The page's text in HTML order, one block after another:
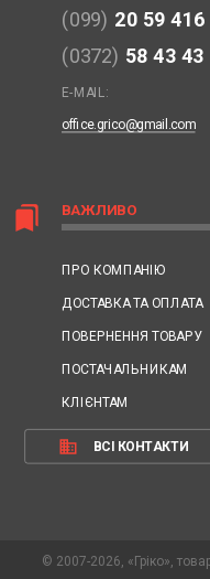
bookmarks ВАЖЛИВО
ПРО КОМПАНІЮ
ДОСТАВКА ТА ОПЛАТА
ПОВЕРНЕННЯ ТОВАРУ
ПОСТАЧАЛЬНИКАМ
КЛІЄНТАМ
business ВСІ КОНТАКТИ
(099) 20 59 416
(0372) 58 43 43
E-MAIL:
office.grico@gmail.com
© 2007-2026, «Гріко»,